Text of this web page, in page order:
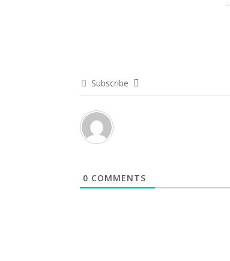
Subscribe
0 COMMENTS